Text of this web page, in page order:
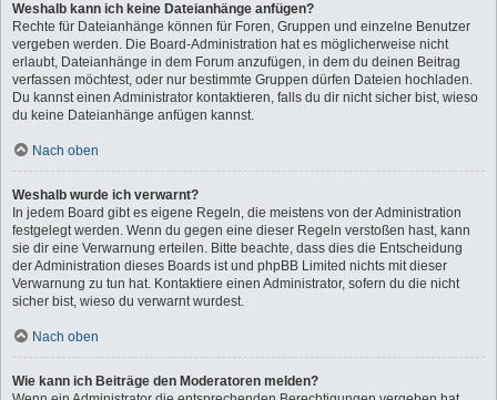
Weshalb kann ich keine Dateianhänge anfügen?
Rechte für Dateianhänge können für Foren, Gruppen und einzelne Benutzer
vergeben werden. Die Board-Administration hat es möglicherweise nicht
erlaubt, Dateianhänge in dem Forum anzufügen, in dem du deinen Beitrag
verfassen möchtest, oder nur bestimmte Gruppen dürfen Dateien hochladen.
Du kannst einen Administrator kontaktieren, falls du dir nicht sicher bist, wieso
du keine Dateianhänge anfügen kannst.
Nach oben
Weshalb wurde ich verwarnt?
In jedem Board gibt es eigene Regeln, die meistens von der Administration
festgelegt werden. Wenn du gegen eine dieser Regeln verstoßen hast, kann
sie dir eine Verwarnung erteilen. Bitte beachte, dass dies die Entscheidung
der Administration dieses Boards ist und phpBB Limited nichts mit dieser
Verwarnung zu tun hat. Kontaktiere einen Administrator, sofern du die nicht
sicher bist, wieso du verwarnt wurdest.
Nach oben
Wie kann ich Beiträge den Moderatoren melden?